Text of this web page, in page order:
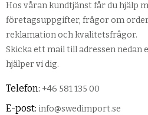
Hos våran kundtjänst får du hjälp
företagsuppgifter, frågor om
reklamation och kvalitetsfrågor.
Skicka ett mail till adressen nedan
hjälper vi dig.
Telefon: +46 581 135 00
E-post: info@swedimport.se